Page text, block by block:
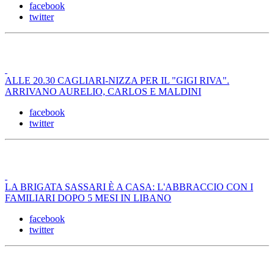
facebook
twitter
ALLE 20.30 CAGLIARI-NIZZA PER IL "GIGI RIVA".
ARRIVANO AURELIO, CARLOS E MALDINI
facebook
twitter
LA BRIGATA SASSARI È A CASA: L'ABBRACCIO CON I
FAMILIARI DOPO 5 MESI IN LIBANO
facebook
twitter